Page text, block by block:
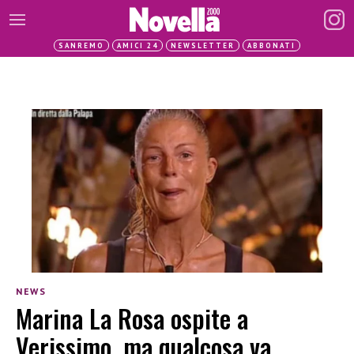
SANREMO AMICI 24 NEWSLETTER ABBONATI
NEWS
Marina La Rosa ospite a